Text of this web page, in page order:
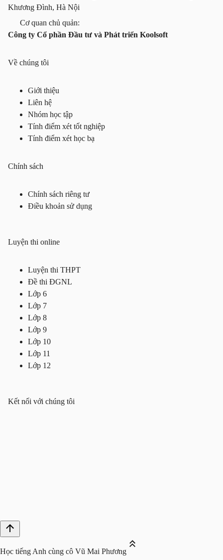
Khương Đình, Hà Nội
Cơ quan chủ quản:
Công ty Cổ phần Đầu tư và Phát triển Koolsoft
Về chúng tôi
Giới thiệu
Liên hệ
Nhóm học tập
Tính điểm xét tốt nghiệp
Tính điểm xét học bạ
Chính sách
Chính sách riêng tư
Điều khoản sử dụng
Luyện thi online
Luyện thi THPT
Đề thi ĐGNL
Lớp 6
Lớp 7
Lớp 8
Lớp 9
Lớp 10
Lớp 11
Lớp 12
Kết nối với chúng tôi
Học tiếng Anh cùng cô Vũ Mai Phương